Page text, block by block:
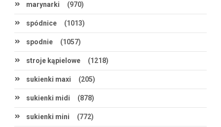
marynarki (970)
spódnice (1013)
spodnie (1057)
stroje kąpielowe (1218)
sukienki maxi (205)
sukienki midi (878)
sukienki mini (772)